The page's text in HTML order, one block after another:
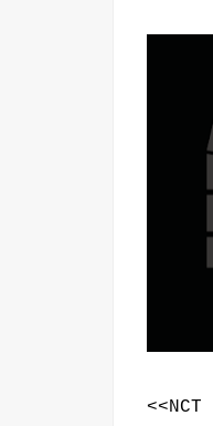
<<NCT